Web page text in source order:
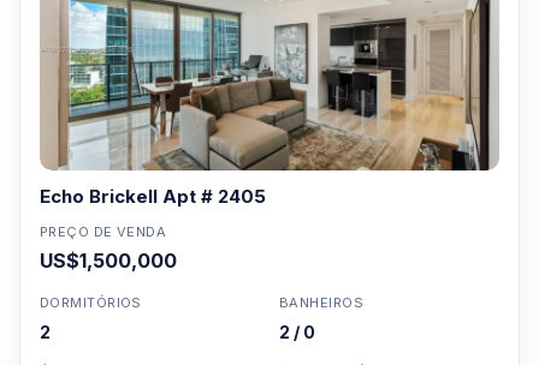
Echo Brickell Apt # 2405
PREÇO DE VENDA
US$1,500,000
DORMITÓRIOS
2
BANHEIROS
2 / 0